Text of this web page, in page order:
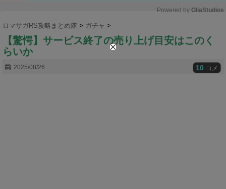
u
Powered by GliaStudios
ロマサガRS攻略まとめ隊 > ガチャ >
【驚愕】サービス終了の売り上げ目安はこのく
らいか
2025/08/26 10 コメ